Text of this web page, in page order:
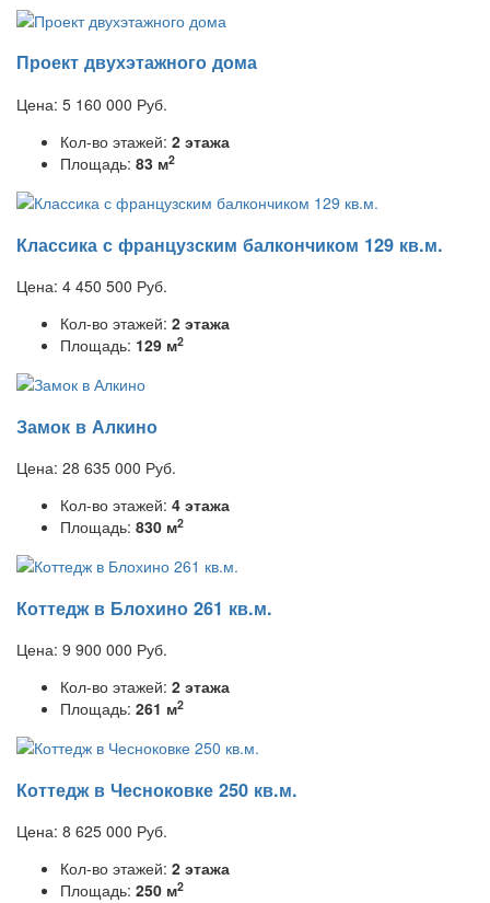
Проект двухэтажного дома
Цена: 5 160 000 Руб.
Кол-во этажей: 2 этажа
Площадь: 83 м2
Классика с французским балкончиком 129 кв.м.
Цена: 4 450 500 Руб.
Кол-во этажей: 2 этажа
Площадь: 129 м2
Замок в Алкино
Цена: 28 635 000 Руб.
Кол-во этажей: 4 этажа
Площадь: 830 м2
Коттедж в Блохино 261 кв.м.
Цена: 9 900 000 Руб.
Кол-во этажей: 2 этажа
Площадь: 261 м2
Коттедж в Чесноковке 250 кв.м.
Цена: 8 625 000 Руб.
Кол-во этажей: 2 этажа
Площадь: 250 м2